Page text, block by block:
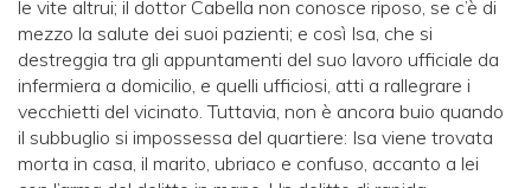
le vite altrui; il dottor Cabella non conosce riposo, se c’è di
mezzo la salute dei suoi pazienti; e così Isa, che si
destreggia tra gli appuntamenti del suo lavoro ufficiale da
infermiera a domicilio, e quelli ufficiosi, atti a rallegrare i
vecchietti del vicinato. Tuttavia, non è ancora buio quando
il subbuglio si impossessa del quartiere: Isa viene trovata
morta in casa, il marito, ubriaco e confuso, accanto a lei